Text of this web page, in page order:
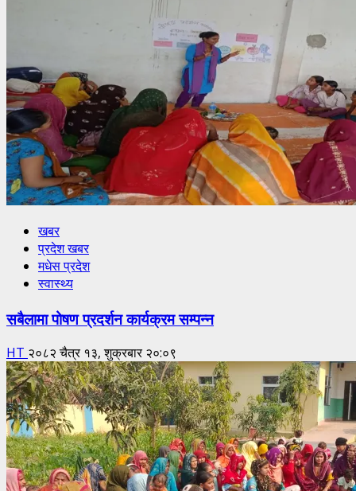
खबर
प्रदेश खबर
मधेस प्रदेश
स्वास्थ्य
सबैलामा पोषण प्रदर्शन कार्यक्रम सम्पन्न
HT २०८२ चैत्र १३, शुक्रबार २०:०९